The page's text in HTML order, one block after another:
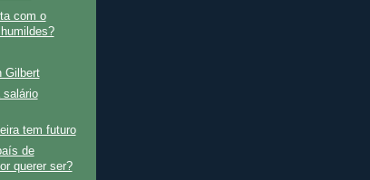
com o
Gilbert
salário
tem futuro
de
querer ser?